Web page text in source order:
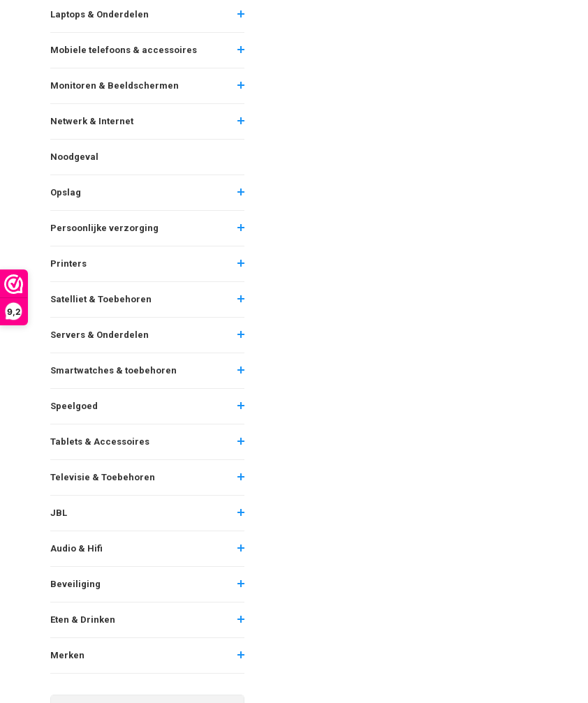
9,2
Laptops & Onderdelen
Mobiele telefoons & accessoires
Monitoren & Beeldschermen
Netwerk & Internet
Noodgeval
Opslag
Persoonlijke verzorging
Printers
Satelliet & Toebehoren
Servers & Onderdelen
Smartwatches & toebehoren
Speelgoed
Tablets & Accessoires
Televisie & Toebehoren
JBL
Audio & Hifi
Beveiliging
Eten & Drinken
Merken